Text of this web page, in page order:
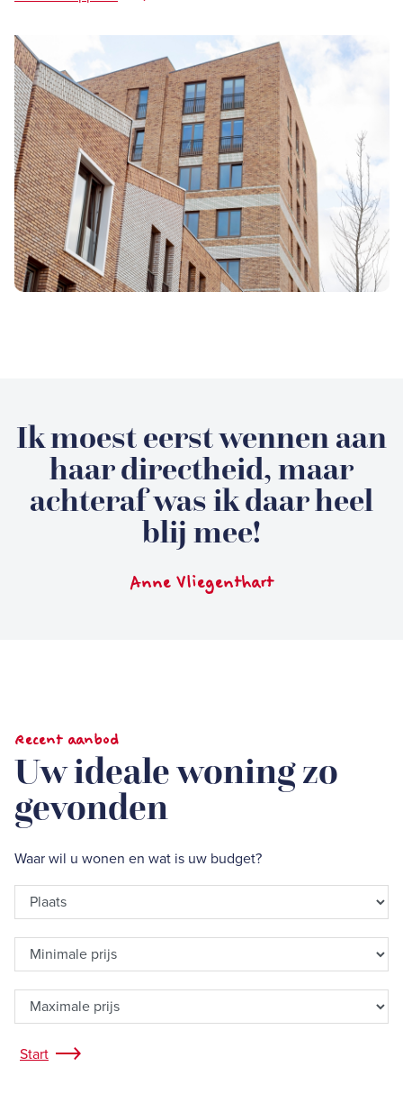
Ik moest eerst wennen aan
haar directheid, maar
achteraf was ik daar heel
blij mee!
Anne Vliegenthart
Recent aanbod
Uw ideale woning zo
gevonden
Waar wil u wonen en wat is uw budget?
Start